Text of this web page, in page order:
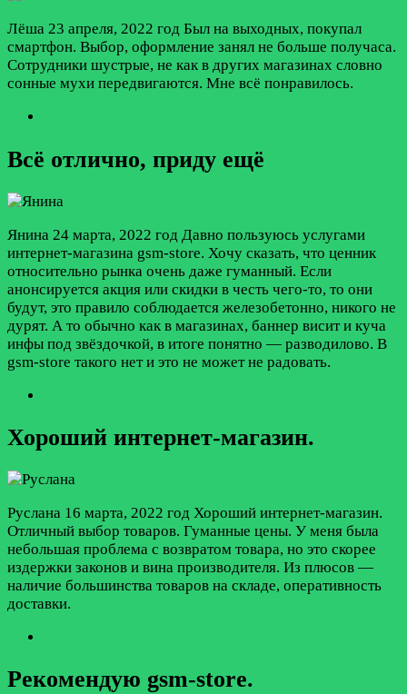
Лёшa 23 апреля, 2022 год Был на выходных, покупал
смартфон. Выбор, оформление занял не больше получаса.
Сотрудники шустрые, не как в других магазинах словно
сонные мухи передвигаются. Мне всё понравилось.
Всё отлично, приду ещё
Янина 24 марта, 2022 год Давно пользуюсь услугами
интернет-магазина gsm-store. Хочу сказать, что ценник
относительно рынка очень даже гуманный. Если
анонсируется акция или скидки в честь чего-то, то они
будут, это правило соблюдается железобетонно, никого не
дурят. А то обычно как в магазинах, баннер висит и куча
инфы под звёздочкой, в итоге понятно — разводилово. В
gsm-store такого нет и это не может не радовать.
Хороший интернет-магазин.
Руслана 16 марта, 2022 год Хороший интернет-магазин.
Отличный выбор товаров. Гуманные цены. У меня была
небольшая проблема с возвратом товара, но это скорее
издержки законов и вина производителя. Из плюсов —
наличие большинства товаров на складе, оперативность
доставки.
Рекомендую gsm-store.